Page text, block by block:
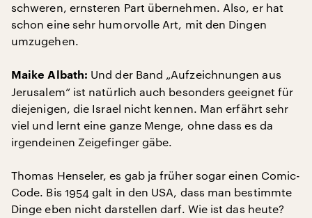
schweren, ernsteren Part übernehmen. Also, er hat
schon eine sehr humorvolle Art, mit den Dingen
umzugehen.
Maike Albath: Und der Band „Aufzeichnungen aus
Jerusalem“ ist natürlich auch besonders geeignet für
diejenigen, die Israel nicht kennen. Man erfährt sehr
viel und lernt eine ganze Menge, ohne dass es da
irgendeinen Zeigefinger gäbe.
Thomas Henseler, es gab ja früher sogar einen Comic-
Code. Bis 1954 galt in den USA, dass man bestimmte
Dinge eben nicht darstellen darf. Wie ist das heute?